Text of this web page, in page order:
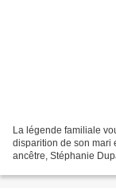
La légende familiale
disparition de son mari
ancêtre, Stéphanie